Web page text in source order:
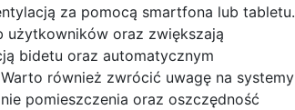
za pomocą smartfona lub tabletu.
użytkowników oraz zwiększają
bidetu oraz automatycznym
również zwrócić uwagę na systemy
pomieszczenia oraz oszczędność